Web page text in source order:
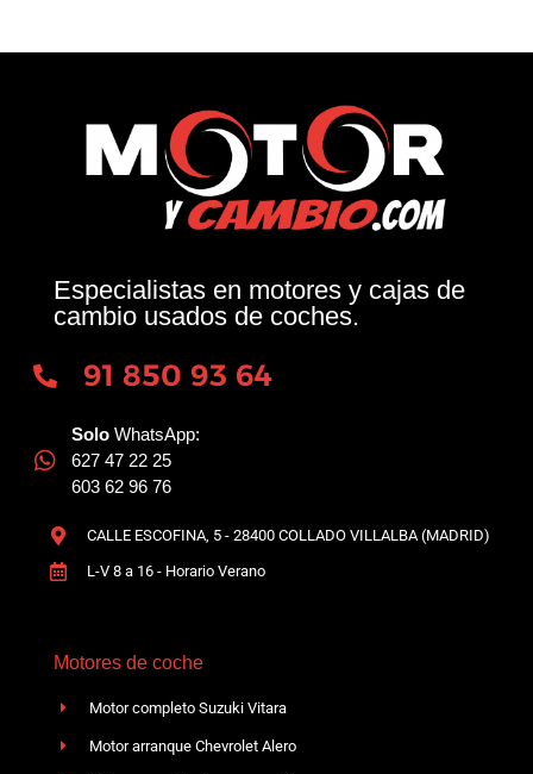
Especialistas en motores y cajas de
cambio usados de coches.
91 850 93 64
Solo WhatsApp:
627 47 22 25
603 62 96 76
CALLE ESCOFINA, 5 - 28400 COLLADO VILLALBA (MADRID)
L-V 8 a 16 - Horario Verano
Motores de coche
Motor completo Suzuki Vitara
Motor arranque Chevrolet Alero